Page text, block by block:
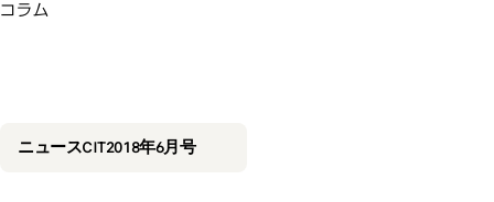
コラム
2018年6月号
ニュースCIT2018年6月号